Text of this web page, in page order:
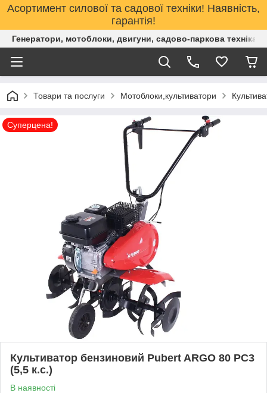
Асортимент силової та садової техніки! Наявність,
гарантія!
Генератори, мотоблоки, двигуни, садово-паркова техніка.
Товари та послуги Мотоблоки,культиватори
Суперцена!
Культиватор бензиновий Pubert ARGO 80 РC3
(5,5 к.с.)
В наявності